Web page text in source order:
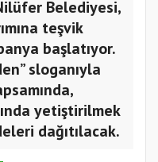
Belediyesi,
teşvik
başlatıyor.
sloganıyla
yetiştirilmek
dağıtılacak.